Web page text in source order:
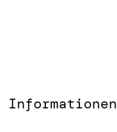
Informationen